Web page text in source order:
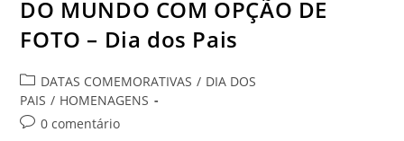
DO MUNDO COM OPÇÃO DE
FOTO – Dia dos Pais
Categoria
do
post:
DATAS COMEMORATIVAS / DIA DOS
PAIS / HOMENAGENS
Comentários
0 comentário